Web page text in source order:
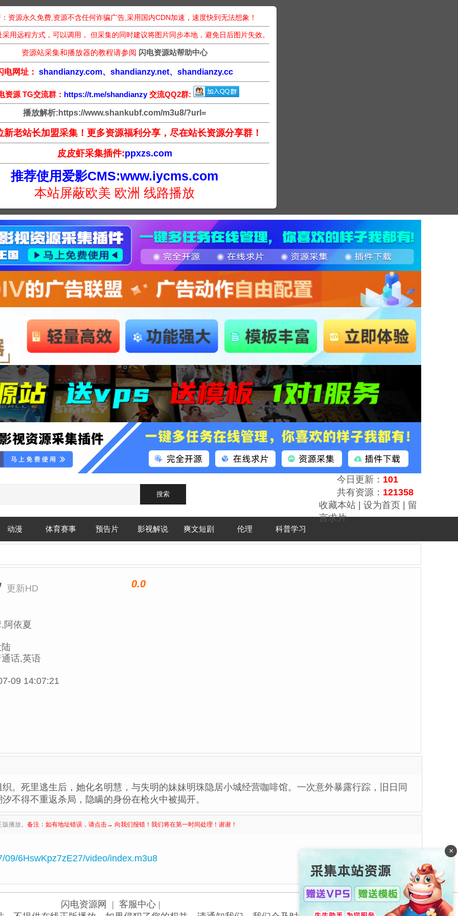
资源永久免费,资源不含任何诈骗广告,采用国内CDN加速，速度快到无法想象！
用远程方式，可以调用， 但采集的同时建议将图片同步本地，避免日后图片失效。
资源站采集和播放器的教程请参阅 闪电资源站帮助中心
电网址： shandianzy.com、shandianzy.net、shandianzy.cc
资源 TG交流群： https://t.me/shandianzy交流QQ2群:
播放解析:https://www.shankubf.com/m3u8/?url=
新老站长加盟采集！更多资源福利分享，尽在站长资源分享群！
皮皮虾采集插件:ppxzs.com
推荐使用爱影CMS:www.iycms.com
本站屏蔽欧美 欧洲 线路播放
今日更新： 101
共有资源： 121358
收藏本站
设为首页
留
言求片
动漫 体育赛事 预告片 影视解说 爽文短剧 伦理 科普学习
更新HD 0.0
阿依夏
话,英语
09 14:07:21
。死里逃生后，她化名明慧，与失明的妹妹明珠隐居小城经营咖啡馆。一次意外暴露行踪，旧日同
不得不重返杀局，隐瞒的身份在枪火中被揭开。
播放。 备注：如有地址错误，请点击→ 向我们报错！我们将在第一时间处理！谢谢！
6HswKpz7zE27/video/index.m3u8
闪电资源网
| 客服中心 |
×